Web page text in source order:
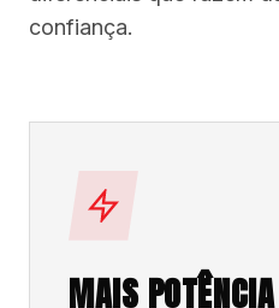
confiança.
MAIS POTÊNCIA